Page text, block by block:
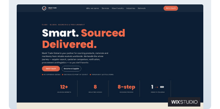
Mash Trade Global